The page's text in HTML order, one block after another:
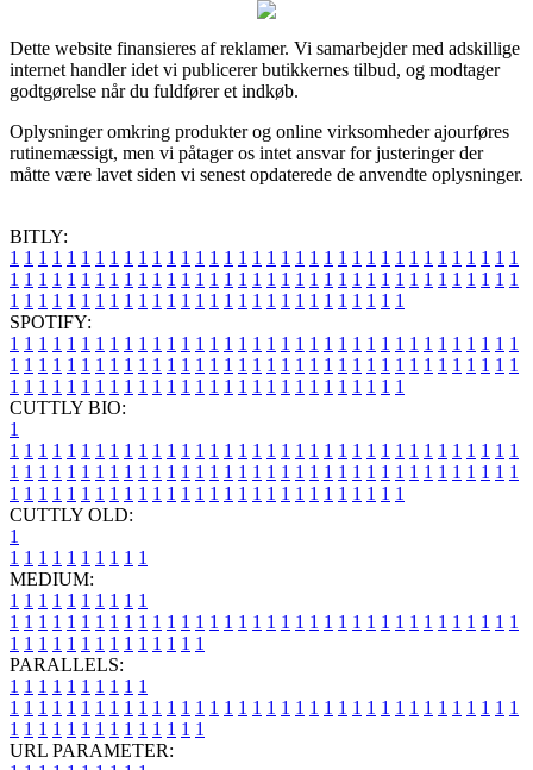
Dette website finansieres af reklamer. Vi samarbejder med adskillige
internet handler idet vi publicerer butikkernes tilbud, og modtager
godtgørelse når du fuldfører et indkøb.
Oplysninger omkring produkter og online virksomheder ajourføres
rutinemæssigt, men vi påtager os intet ansvar for justeringer der
måtte være lavet siden vi senest opdaterede de anvendte oplysninger.
BITLY:
1 1 1 1 1 1 1 1 1 1 1 1 1 1 1 1 1 1 1 1 1 1 1 1 1 1 1 1 1 1 1 1 1 1 1 1
1 1 1 1 1 1 1 1 1 1 1 1 1 1 1 1 1 1 1 1 1 1 1 1 1 1 1 1 1 1 1 1 1 1 1 1
1 1 1 1 1 1 1 1 1 1 1 1 1 1 1 1 1 1 1 1 1 1 1 1 1 1 1 1
SPOTIFY:
1 1 1 1 1 1 1 1 1 1 1 1 1 1 1 1 1 1 1 1 1 1 1 1 1 1 1 1 1 1 1 1 1 1 1 1
1 1 1 1 1 1 1 1 1 1 1 1 1 1 1 1 1 1 1 1 1 1 1 1 1 1 1 1 1 1 1 1 1 1 1 1
1 1 1 1 1 1 1 1 1 1 1 1 1 1 1 1 1 1 1 1 1 1 1 1 1 1 1 1
CUTTLY BIO:
1
1 1 1 1 1 1 1 1 1 1 1 1 1 1 1 1 1 1 1 1 1 1 1 1 1 1 1 1 1 1 1 1 1 1 1 1
1 1 1 1 1 1 1 1 1 1 1 1 1 1 1 1 1 1 1 1 1 1 1 1 1 1 1 1 1 1 1 1 1 1 1 1
1 1 1 1 1 1 1 1 1 1 1 1 1 1 1 1 1 1 1 1 1 1 1 1 1 1 1 1
CUTTLY OLD:
1
1 1 1 1 1 1 1 1 1 1
MEDIUM:
1 1 1 1 1 1 1 1 1 1
1 1 1 1 1 1 1 1 1 1 1 1 1 1 1 1 1 1 1 1 1 1 1 1 1 1 1 1 1 1 1 1 1 1 1 1
1 1 1 1 1 1 1 1 1 1 1 1 1 1
PARALLELS:
1 1 1 1 1 1 1 1 1 1
1 1 1 1 1 1 1 1 1 1 1 1 1 1 1 1 1 1 1 1 1 1 1 1 1 1 1 1 1 1 1 1 1 1 1 1
1 1 1 1 1 1 1 1 1 1 1 1 1 1
URL PARAMETER: